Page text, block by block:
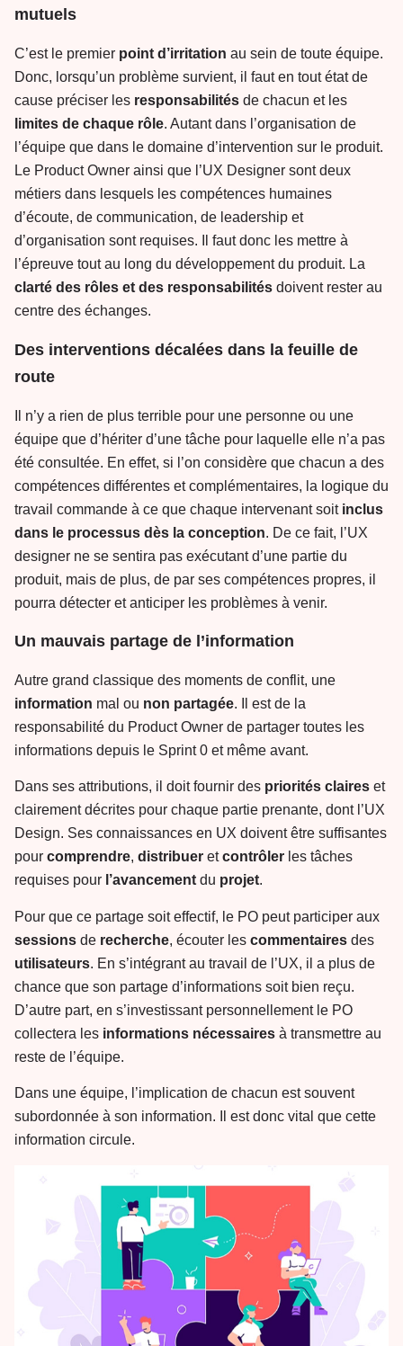
mutuels
C’est le premier point d’irritation au sein de toute équipe.
Donc, lorsqu’un problème survient, il faut en tout état de
cause préciser les responsabilités de chacun et les
limites de chaque rôle. Autant dans l’organisation de
l’équipe que dans le domaine d’intervention sur le produit.
Le Product Owner ainsi que l’UX Designer sont deux
métiers dans lesquels les compétences humaines
d’écoute, de communication, de leadership et
d’organisation sont requises. Il faut donc les mettre à
l’épreuve tout au long du développement du produit. La
clarté des rôles et des responsabilités doivent rester au
centre des échanges.
Des interventions décalées dans la feuille de
route
Il n’y a rien de plus terrible pour une personne ou une
équipe que d’hériter d’une tâche pour laquelle elle n’a pas
été consultée. En effet, si l’on considère que chacun a des
compétences différentes et complémentaires, la logique du
travail commande à ce que chaque intervenant soit inclus
dans le processus dès la conception. De ce fait, l’UX
designer ne se sentira pas exécutant d’une partie du
produit, mais de plus, de par ses compétences propres, il
pourra détecter et anticiper les problèmes à venir.
Un mauvais partage de l’information
Autre grand classique des moments de conflit, une
information mal ou non partagée. Il est de la
responsabilité du Product Owner de partager toutes les
informations depuis le Sprint 0 et même avant.
Dans ses attributions, il doit fournir des priorités claires et
clairement décrites pour chaque partie prenante, dont l’UX
Design. Ses connaissances en UX doivent être suffisantes
pour comprendre, distribuer etcontrôler les tâches
requises pour l’avancement du projet.
Pour que ce partage soit effectif, le PO peut participer aux
sessions de recherche, écouter les commentaires des
utilisateurs. En s’intégrant au travail de l’UX, il a plus de
chance que son partage d’informations soit bien reçu.
D’autre part, en s’investissant personnellement le PO
collectera les informations nécessaires à transmettre au
reste de l’équipe.
Dans une équipe, l’implication de chacun est souvent
subordonnée à son information. Il est donc vital que cette
information circule.